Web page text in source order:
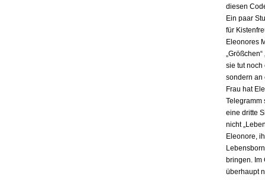
diesen
Ein paar
für
Eleonores
sie tut noch
sondern an
Frau hat
Telegramm
eine dritte
nicht
Eleonore,
bringen. Im
überhaupt